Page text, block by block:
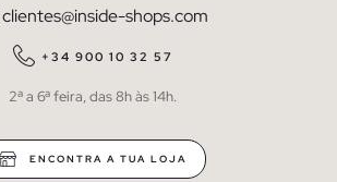
clientes@inside-shops.com
+34 900 10 32 57
2ª a 6ª feira, das 8h às 14h.
ENCONTRA A TUA LOJA